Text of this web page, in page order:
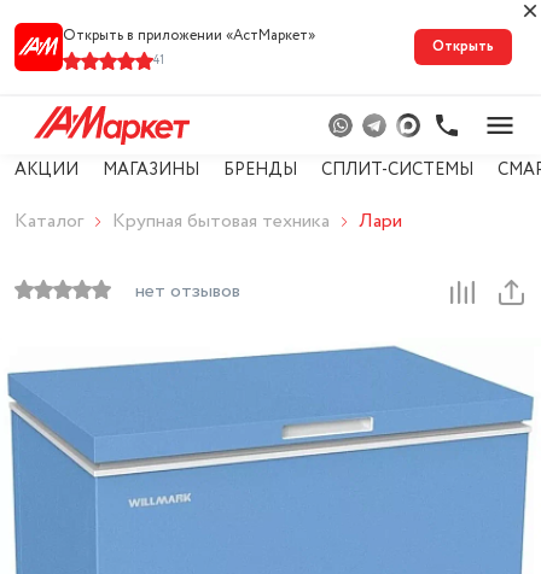
Открыть в приложении «АстМарке‪т‬»
41
Открыть
АКЦИИ МАГАЗИНЫ БРЕНДЫ СПЛИТ-СИСТЕМЫ
Каталог Крупная бытовая техника Лари
нет отзывов